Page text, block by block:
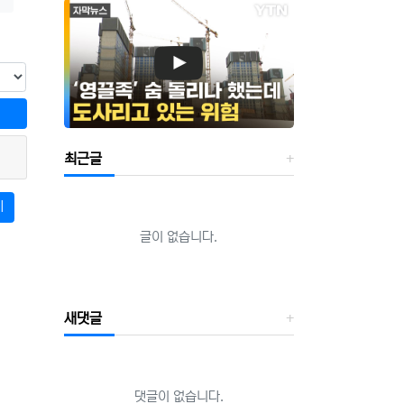
최근글
글이 없습니다.
새댓글
댓글이 없습니다.